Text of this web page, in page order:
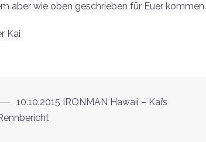
aber wie oben geschrieben für Euer kommen.
Kai
10.10.2015 IRONMAN Hawaii – Kai’s